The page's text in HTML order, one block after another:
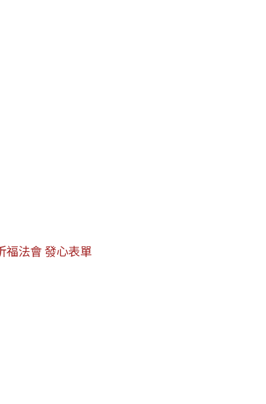
福法會 發心表單